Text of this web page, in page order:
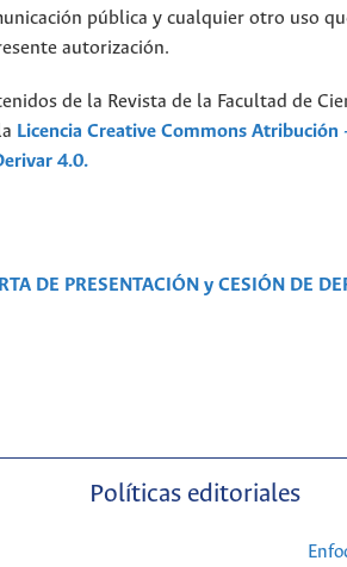
pública y cualquier otro uso
autorización.
de la Revista de la Facultad de
Licencia Creative Commons Atribución
4.0.
DE PRESENTACIÓN y CESIÓN DE
Políticas editoriales